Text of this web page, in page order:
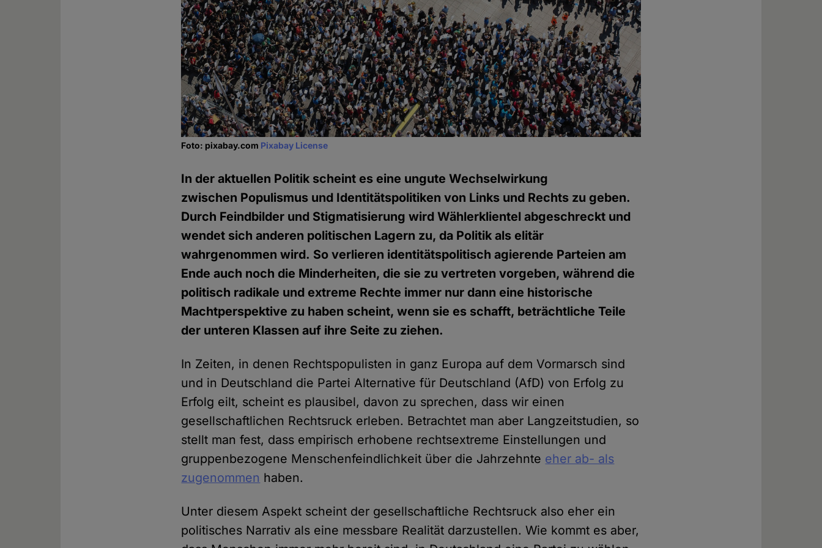
Foto: pixabay.com Pixabay License
In der aktuellen Politik scheint es eine ungute Wechselwirkung
zwischen Populismus und Identitätspolitiken von Links und Rechts zu geben.
Durch Feindbilder und Stigmatisierung wird Wählerklientel abgeschreckt und
wendet sich anderen politischen Lagern zu, da Politik als elitär
wahrgenommen wird. So verlieren identitätspolitisch agierende Parteien am
Ende auch noch die Minderheiten, die sie zu vertreten vorgeben, während die
politisch radikale und extreme Rechte immer nur dann eine historische
Machtperspektive zu haben scheint, wenn sie es schafft, beträchtliche Teile
der unteren Klassen auf ihre Seite zu ziehen.
In Zeiten, in denen Rechtspopulisten in ganz Europa auf dem Vormarsch sind
und in Deutschland die Partei Alternative für Deutschland (AfD) von Erfolg zu
Erfolg eilt, scheint es plausibel, davon zu sprechen, dass wir einen
gesellschaftlichen Rechtsruck erleben. Betrachtet man aber Langzeitstudien, so
stellt man fest, dass empirisch erhobene rechtsextreme Einstellungen und
gruppenbezogene Menschenfeindlichkeit über die Jahrzehnte eher ab- als
zugenommen haben.
Unter diesem Aspekt scheint der gesellschaftliche Rechtsruck also eher ein
politisches Narrativ als eine messbare Realität darzustellen. Wie kommt es aber,